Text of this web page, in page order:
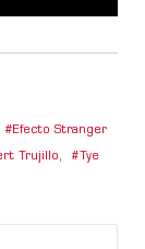
Efecto Stranger
Trujillo, Tye